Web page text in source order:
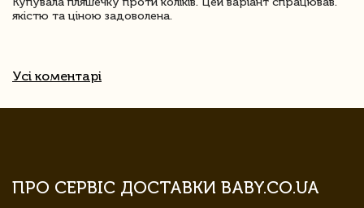
якістю та ціною задоволена.
Усі коментарі
ПРО СЕРВІС ДОСТАВКИ BABY.CO.UA